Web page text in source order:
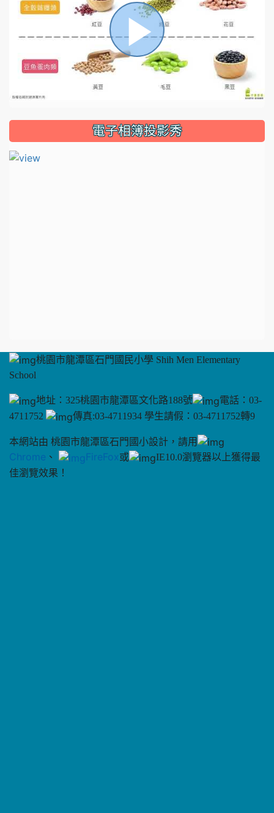
播
放
電子相簿投影秀
桃園市龍潭區石門國民小學 Shih Men Elementary
School
地址：325桃園市龍潭區文化路188號
電話：03-
4711752
傳真:03-4711934 學生請假：03-4711752轉9
本網站由 桃園市龍潭區石門國小設計，請用
Chrome 、 FireFox或
IE10.0瀏覽器以上獲得最
佳瀏覽效果！